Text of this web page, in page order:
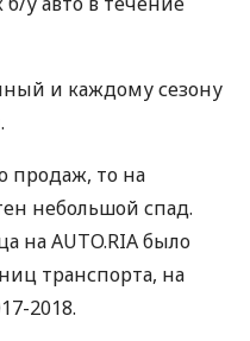
и каждому сезону
продаж, то на
небольшой спад.
наAUTO.RIA было
транспорта, на
2018.